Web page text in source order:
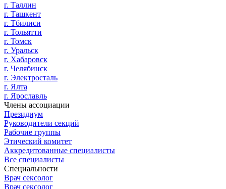
г. Таллин
г. Ташкент
г. Тбилиси
г. Тольятти
г. Томск
г. Уральск
г. Хабаровск
г. Челябинск
г. Электросталь
г. Ялта
г. Ярославль
Члены ассоциации
Президиум
Руководители секций
Рабочие группы
Этический комитет
Аккредитованные специалисты
Все специалисты
Специальности
Врач сексолог
Врач сексолог